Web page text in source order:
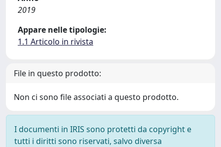
2019
Appare nelle tipologie:
1.1 Articolo in rivista
File in questo prodotto:
Non ci sono file associati a questo prodotto.
I documenti in IRIS sono protetti da copyright e
tutti i diritti sono riservati, salvo diversa